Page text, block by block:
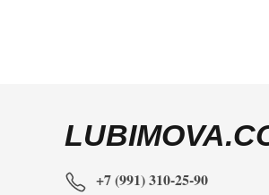
+7 (991) 310-25-90